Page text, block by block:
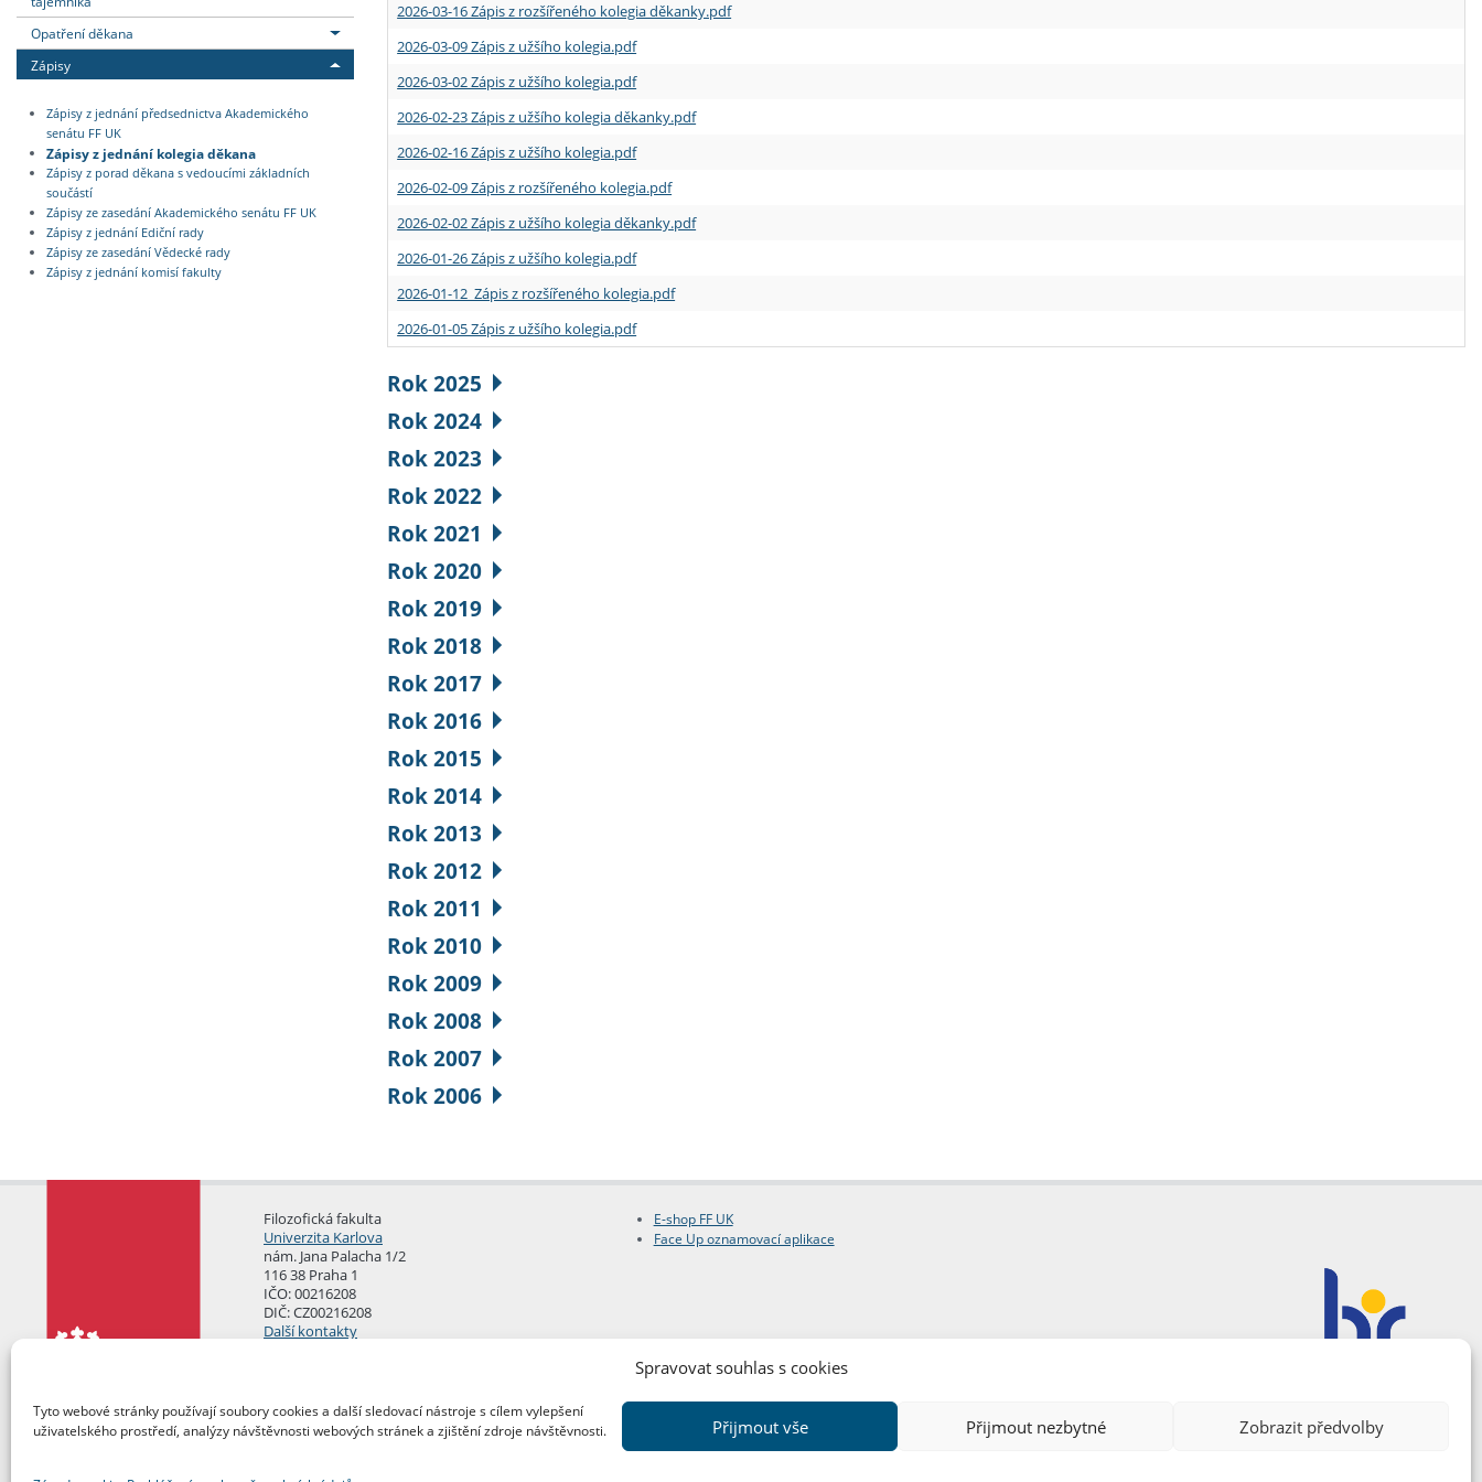
Spravovat souhlas s cookies
Tyto webové stránky používají soubory cookies a další sledovací nástroje s cílem vylepšení
uživatelského prostředí, analýzy návštěvnosti webových stránek a zjištění zdroje návštěvnosti.
Přijmout vše Přijmout nezbytné Zobrazit předvolby
Opatření děkana
Zápisy
Zápisy z jednání předsednictva Akademického
senátu FF UK
Zápisy z jednání kolegia děkana
Zápisy z porad děkana s vedoucími základních
součástí
Zápisy ze zasedání Akademického senátu FF UK
Zápisy z jednání Ediční rady
Zápisy ze zasedání Vědecké rady
Zápisy z jednání komisí fakulty
2026-03-16 Zápis z rozšířeného kolegia děkanky.pdf
2026-03-09 Zápis z užšího kolegia.pdf
2026-03-02 Zápis z užšího kolegia.pdf
2026-02-23 Zápis z užšího kolegia děkanky.pdf
2026-02-16 Zápis z užšího kolegia.pdf
2026-02-09 Zápis z rozšířeného kolegia.pdf
2026-02-02 Zápis z užšího kolegia děkanky.pdf
2026-01-26 Zápis z užšího kolegia.pdf
2026-01-12 Zápis z rozšířeného kolegia.pdf
2026-01-05 Zápis z užšího kolegia.pdf
Rok 2025
Rok 2024
Rok 2023
Rok 2022
Rok 2021
Rok 2020
Rok 2019
Rok 2018
Rok 2017
Rok 2016
Rok 2015
Rok 2014
Rok 2013
Rok 2012
Rok 2011
Rok 2010
Rok 2009
Rok 2008
Rok 2007
Rok 2006
Filozofická fakulta
Univerzita Karlova
nám. Jana Palacha 1/2
116 38 Praha 1
IČO: 00216208
DIČ: CZ00216208
Další kontakty
E-shop FF UK
Face Up oznamovací aplikace